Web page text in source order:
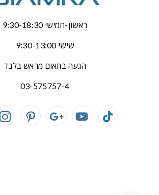
ראשון-חמישי 9:30-18:30
שישי 9:30-13:00
הגעה בתאום מראש בלבד
03-575757-4